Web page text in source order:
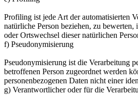
Profiling ist jede Art der automatisierten
natürliche Person beziehen, zu
oder Ortswechsel dieser natürlichen
f) Pseudonymisierung
Pseudonymisierung ist die Verarbeitung
betroffenen Person zugeordnet werden
personenbezogenen Daten nicht einer
g) Verantwortlicher oder für die